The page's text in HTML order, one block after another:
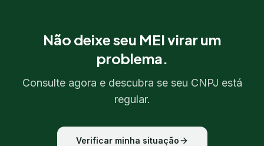
Não deixe seu MEI virar um
problema.
Consulte agora e descubra se seu CNPJ está
regular.
Verificar minha situação